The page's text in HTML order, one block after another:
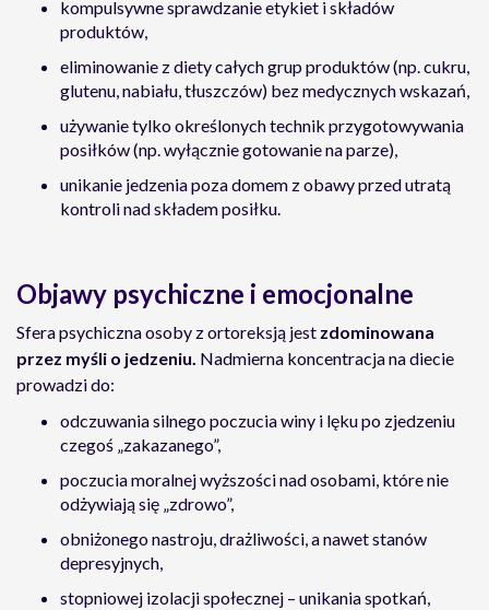
kompulsywne sprawdzanie etykiet i składów
produktów,
eliminowanie z diety całych grup produktów (np. cukru,
glutenu, nabiału, tłuszczów) bez medycznych wskazań,
używanie tylko określonych technik przygotowywania
posiłków (np. wyłącznie gotowanie na parze),
unikanie jedzenia poza domem z obawy przed utratą
kontroli nad składem posiłku.
Objawy psychiczne i emocjonalne
Sfera psychiczna osoby z ortoreksją jest zdominowana
przez myśli o jedzeniu. Nadmierna koncentracja na diecie
prowadzi do:
odczuwania silnego poczucia winy i lęku po zjedzeniu
czegoś „zakazanego”,
poczucia moralnej wyższości nad osobami, które nie
odżywiają się „zdrowo”,
obniżonego nastroju, drażliwości, a nawet stanów
depresyjnych,
stopniowej izolacji społecznej – unikania spotkań,